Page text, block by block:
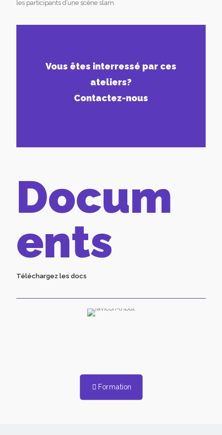
les participants d’une scène slam.
Vous êtes interressé par ces
ateliers?
Contactez-nous
Docum
ents
Téléchargez les docs
Formation